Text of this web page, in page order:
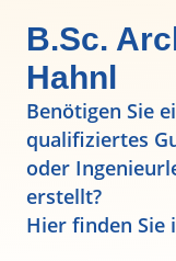
B.Sc.
Hahnl
Benötigen Sie
qualifiziertes
oder
erstellt?
Hier finden Sie